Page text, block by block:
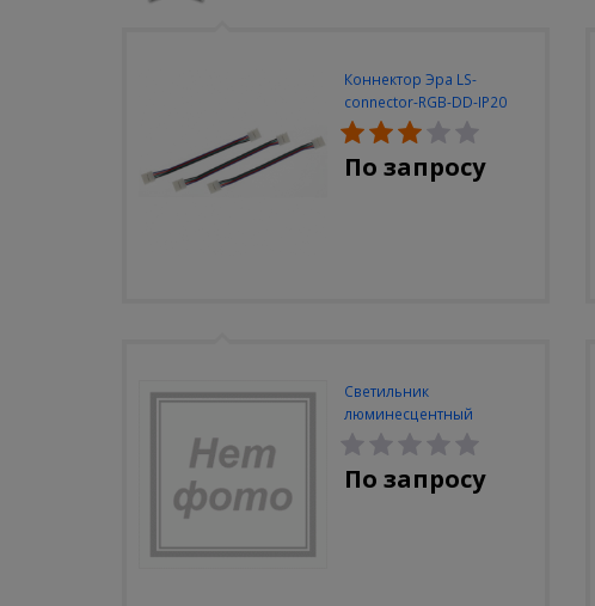
Коннектор Эра LS-
connector-RGB-DD-IP20
(3шт/уп)
По запросу
Светильник
люминесцентный
Navigator NEL-A2-E130-T4-
840/WH
По запросу